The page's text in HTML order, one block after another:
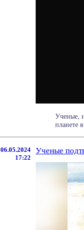
Ученые,
планете
06.05.2024
17:22
Ученые